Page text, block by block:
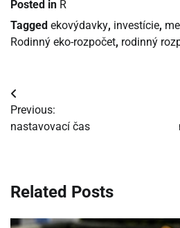
Posted in R
Tagged ekovýdavky, investície,
Rodinný eko-rozpočet, rodinný
Navigácia
v
Previous:
nastavovací čas
Related Posts